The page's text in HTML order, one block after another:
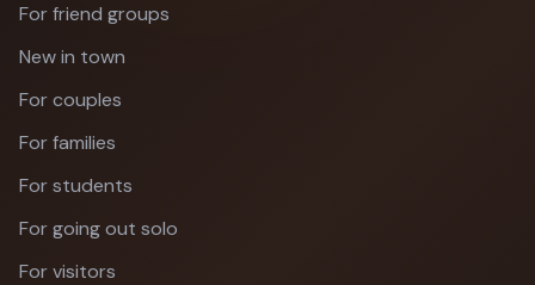
For friend groups
New in town
For couples
For families
For students
For going out solo
For visitors